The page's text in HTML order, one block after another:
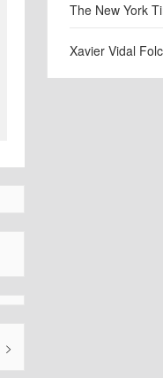
The New York
Xavier Vidal